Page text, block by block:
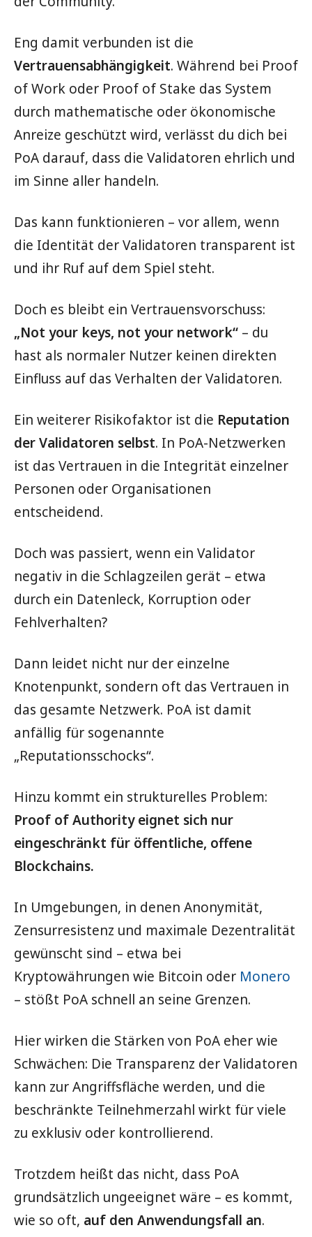
Eng damit verbunden ist die
Vertrauensabhängigkeit. Während bei Proof
of Work oder Proof of Stake das System
durch mathematische oder ökonomische
Anreize geschützt wird, verlässt du dich bei
PoA darauf, dass die Validatoren ehrlich und
im Sinne aller handeln.
Das kann funktionieren – vor allem, wenn
die Identität der Validatoren transparent ist
und ihr Ruf auf dem Spiel steht.
Doch es bleibt ein Vertrauensvorschuss:
„Not your keys, not your network“ – du
hast als normaler Nutzer keinen direkten
Einfluss auf das Verhalten der Validatoren.
Ein weiterer Risikofaktor ist die Reputation
der Validatoren selbst. In PoA-Netzwerken
ist das Vertrauen in die Integrität einzelner
Personen oder Organisationen
entscheidend.
Doch was passiert, wenn ein Validator
negativ in die Schlagzeilen gerät – etwa
durch ein Datenleck, Korruption oder
Fehlverhalten?
Dann leidet nicht nur der einzelne
Knotenpunkt, sondern oft das Vertrauen in
das gesamte Netzwerk. PoA ist damit
anfällig für sogenannte
„Reputationsschocks“.
Hinzu kommt ein strukturelles Problem:
Proof of Authority eignet sich nur
eingeschränkt für öffentliche, offene
Blockchains.
In Umgebungen, in denen Anonymität,
Zensurresistenz und maximale Dezentralität
gewünscht sind – etwa bei
Kryptowährungen wie Bitcoin oder Monero
– stößt PoA schnell an seine Grenzen.
Hier wirken die Stärken von PoA eher wie
Schwächen: Die Transparenz der Validatoren
kann zur Angriffsfläche werden, und die
beschränkte Teilnehmerzahl wirkt für viele
zu exklusiv oder kontrollierend.
Trotzdem heißt das nicht, dass PoA
grundsätzlich ungeeignet wäre – es kommt,
wie so oft, auf den Anwendungsfall an.